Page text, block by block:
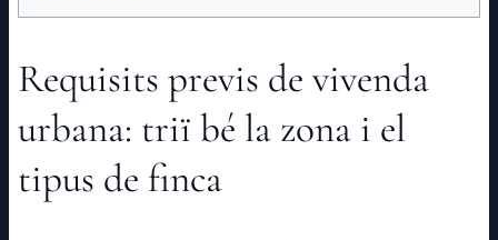
Requisits previs de vivenda
urbana: triï bé la zona i el
tipus de finca